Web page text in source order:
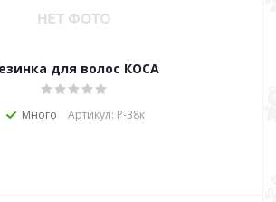
для волос КОСА
Много Артикул: Р-38к